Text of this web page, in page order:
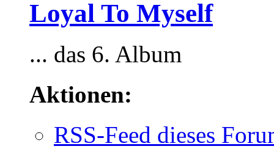
Loyal To Myself
... das 6. Album
Aktionen:
RSS-Feed dieses